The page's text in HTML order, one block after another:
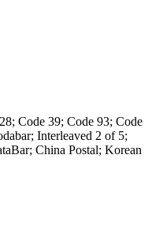
Code 39; Code 93; Code
Interleaved 2 of 5;
China Postal; Korean